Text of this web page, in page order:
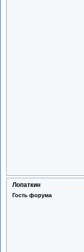
Лопаткин
Гость форума